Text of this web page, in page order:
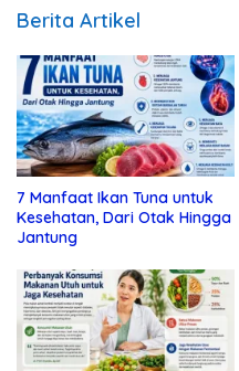
Berita Artikel
7 Manfaat Ikan Tuna untuk
Kesehatan, Dari Otak Hingga
Jantung